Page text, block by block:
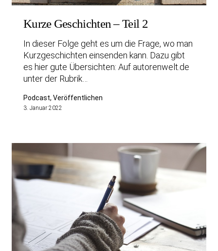
Kurze Geschichten – Teil 2
In dieser Folge geht es um die Frage, wo man
Kurzgeschichten einsenden kann. Dazu gibt
es hier gute Übersichten: Auf autorenwelt.de
unter der Rubrik…
Podcast, Veröffentlichen
3. Januar 2022